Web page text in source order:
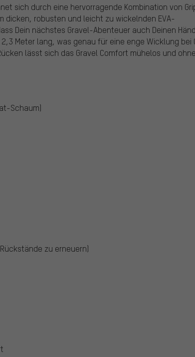
sich durch eine hervorragende Kombination von
dicken, robusten und leicht zu wickelnden EVA-
Dein nächstes Gravel-Abenteuer auch Deinen
Meter lang, was genau für eine enge Wicklung bei
lässt sich das Gravel Comfort mühelos und ohne
Schaum)
zu erneuern)